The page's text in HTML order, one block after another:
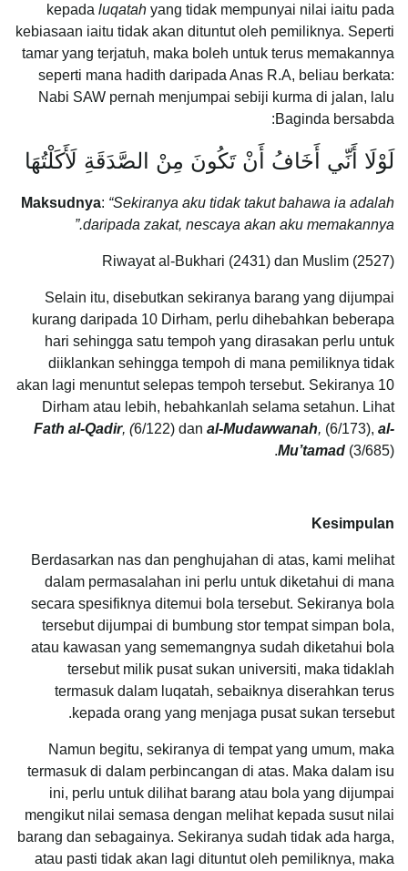
kepada luqatah yang tidak mempunyai nilai iaitu pada
kebiasaan iaitu tidak akan dituntut oleh pemiliknya. Seperti
tamar yang terjatuh, maka boleh untuk terus memakannya
seperti mana hadith daripada Anas R.A, beliau berkata:
Nabi SAW pernah menjumpai sebiji kurma di jalan, lalu
Baginda bersabda:
لَوْلَا أَنِّي أَخَافُ أَنْ تَكُونَ مِنْ الصَّدَقَةِ لَأَكَلْتُهَا
Maksudnya: “Sekiranya aku tidak takut bahawa ia adalah
daripada zakat, nescaya akan aku memakannya.”
Riwayat al-Bukhari (2431) dan Muslim (2527)
Selain itu, disebutkan sekiranya barang yang dijumpai
kurang daripada 10 Dirham, perlu dihebahkan beberapa
hari sehingga satu tempoh yang dirasakan perlu untuk
diiklankan sehingga tempoh di mana pemiliknya tidak
akan lagi menuntut selepas tempoh tersebut. Sekiranya 10
Dirham atau lebih, hebahkanlah selama setahun. Lihat
Fath al-Qadir, (6/122) dan al-Mudawwanah, (6/173), al-
Mu’tamad (3/685).
Kesimpulan
Berdasarkan nas dan penghujahan di atas, kami melihat
dalam permasalahan ini perlu untuk diketahui di mana
secara spesifiknya ditemui bola tersebut. Sekiranya bola
tersebut dijumpai di bumbung stor tempat simpan bola,
atau kawasan yang sememangnya sudah diketahui bola
tersebut milik pusat sukan universiti, maka tidaklah
termasuk dalam luqatah, sebaiknya diserahkan terus
kepada orang yang menjaga pusat sukan tersebut.
Namun begitu, sekiranya di tempat yang umum, maka
termasuk di dalam perbincangan di atas. Maka dalam isu
ini, perlu untuk dilihat barang atau bola yang dijumpai
mengikut nilai semasa dengan melihat kepada susut nilai
barang dan sebagainya. Sekiranya sudah tidak ada harga,
atau pasti tidak akan lagi dituntut oleh pemiliknya, maka